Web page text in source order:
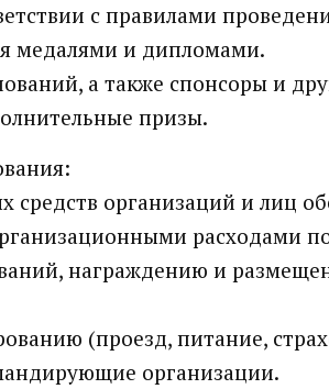
с правилами
медалями и дипломами.
а также спонсоры и
призы.
средств организаций и лиц
расходами
награждению и
(проезд, питание,
организации.